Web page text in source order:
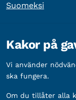
Suomeksi
Bankgironummer:
Kakor på
Vi använder
ska fungera.
Om du tillåter alla